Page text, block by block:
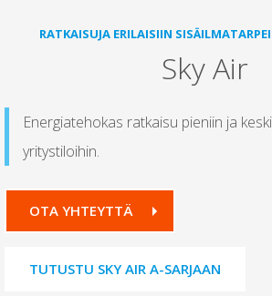
RATKAISUJA ERILAISIIN
Sky Air
Energiatehokas ratkaisu pieniin ja
yritystiloihin.
OTA YHTEYTTÄ
TUTUSTU SKY AIR A-SARJAAN